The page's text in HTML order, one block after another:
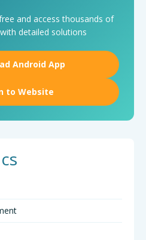
and access thousands of
detailed solutions
Android App
to Website